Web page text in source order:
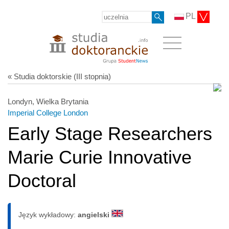
PL
« Studia doktorskie (III stopnia)
Londyn, Wielka Brytania
Imperial College London
Early Stage Researchers
Marie Curie Innovative
Doctoral
Język wykładowy: angielski